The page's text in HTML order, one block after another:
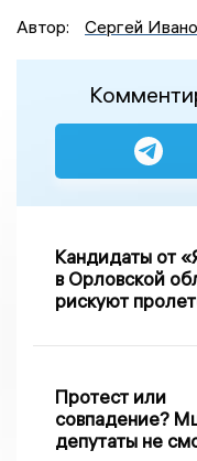
Автор:
Сергей
Кандидаты от
в Орловской
рискуют
Протест или
совпадение?
депутаты не